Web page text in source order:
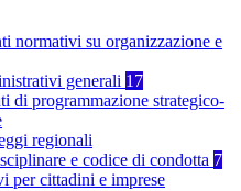
normativi su organizzazione e
generali 17
di programmazione strategico-
regionali
e codice di condotta 7
per cittadini e imprese